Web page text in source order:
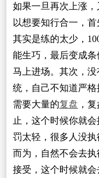
如果一旦再次上涨
以想要知行合一，
其实是练的太少，
能生巧，最后变成
马上进场。其次，
统，自己不知道严
需要大量的复盘 ，
止，这个时候你就
罚太轻，很多人没
而为，自然不会去
接受，这个时候就会